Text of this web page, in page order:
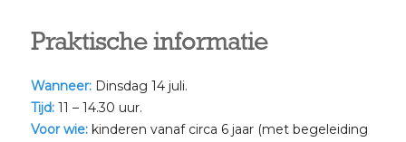
Praktische informatie
Wanneer:Dinsdag 14 juli.
Tijd:11 – 14.30 uur.
Voor wie:kinderen vanaf circa 6 jaar (met begeleiding